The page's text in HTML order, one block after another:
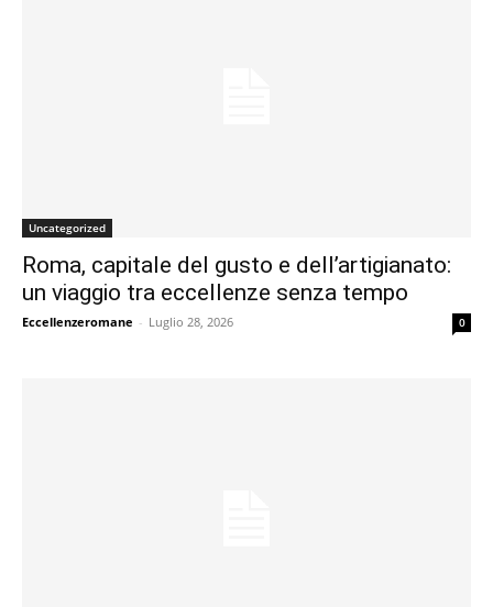
Uncategorized
Roma, capitale del gusto e dell’artigianato:
un viaggio tra eccellenze senza tempo
Eccellenzeromane - Luglio 28, 2026 0